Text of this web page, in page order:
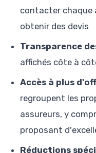
contacter chaque
obtenir des devis
Transparence
affichés côte à
Accès à plus
regroupent les
assureurs, y
proposant
Réductions